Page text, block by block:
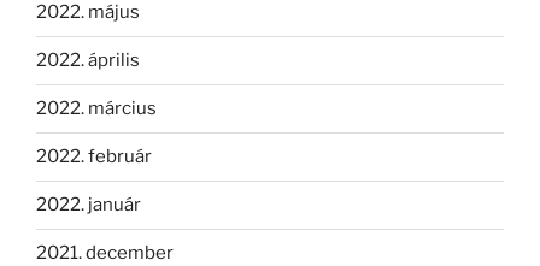
2022. május
2022. április
2022. március
2022. február
2022. január
2021. december